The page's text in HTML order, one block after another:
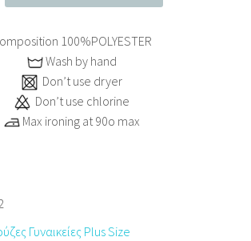
100%POLYESTER
Wash by hand
Don’t use dryer
Don’t use chlorine
Max ironing at 90ο max
Γυναικείες Plus Size